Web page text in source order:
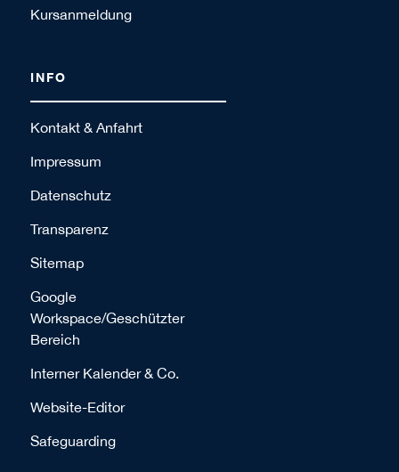
Kursanmeldung
INFO
Kontakt & Anfahrt
Impressum
Datenschutz
Transparenz
Sitemap
Google
Workspace/Geschützter
Bereich
Interner Kalender & Co.
Website-Editor
Safeguarding